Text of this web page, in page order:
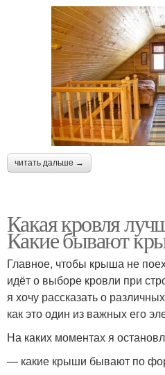
читать дальше →
Какая кровля
Какие бывают
Главное, чтобы крыша не
идёт о выборе кровли при
я хочу рассказать о
как это один из важных его
На каких моментах я
— какие крыши бывают по